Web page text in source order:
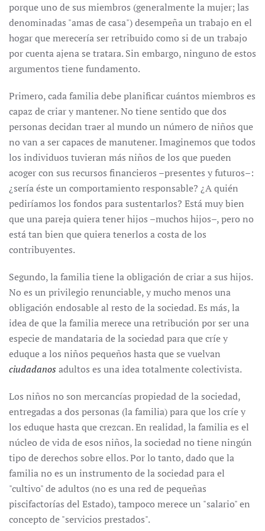
porque uno de sus miembros (generalmente la mujer; las
denominadas "amas de casa") desempeña un trabajo en el
hogar que merecería ser retribuido como si de un trabajo
por cuenta ajena se tratara. Sin embargo, ninguno de estos
argumentos tiene fundamento.
Primero, cada familia debe planificar cuántos miembros es
capaz de criar y mantener. No tiene sentido que dos
personas decidan traer al mundo un número de niños que
no van a ser capaces de manutener. Imaginemos que todos
los individuos tuvieran más niños de los que pueden
acoger con sus recursos financieros –presentes y futuros–:
¿sería éste un comportamiento responsable? ¿A quién
pediríamos los fondos para sustentarlos? Está muy bien
que una pareja quiera tener hijos –muchos hijos–, pero no
está tan bien que quiera tenerlos a costa de los
contribuyentes.
Segundo, la familia tiene la obligación de criar a sus hijos.
No es un privilegio renunciable, y mucho menos una
obligación endosable al resto de la sociedad. Es más, la
idea de que la familia merece una retribución por ser una
especie de mandataria de la sociedad para que críe y
eduque a los niños pequeños hasta que se vuelvan
ciudadanos adultos es una idea totalmente colectivista.
Los niños no son mercancías propiedad de la sociedad,
entregadas a dos personas (la familia) para que los críe y
los eduque hasta que crezcan. En realidad, la familia es el
núcleo de vida de esos niños, la sociedad no tiene ningún
tipo de derechos sobre ellos. Por lo tanto, dado que la
familia no es un instrumento de la sociedad para el
"cultivo" de adultos (no es una red de pequeñas
piscifactorías del Estado), tampoco merece un "salario" en
concepto de "servicios prestados".